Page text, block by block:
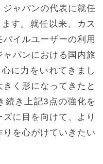
ャパンの代表に就任
す。就任以来、カス
イルユーザーの利用
パンにおける国内旅
に力をいれてきまし
く形になってきたと
続き上記3点の強化を
に目を向けて、より
りを心がけていきたい